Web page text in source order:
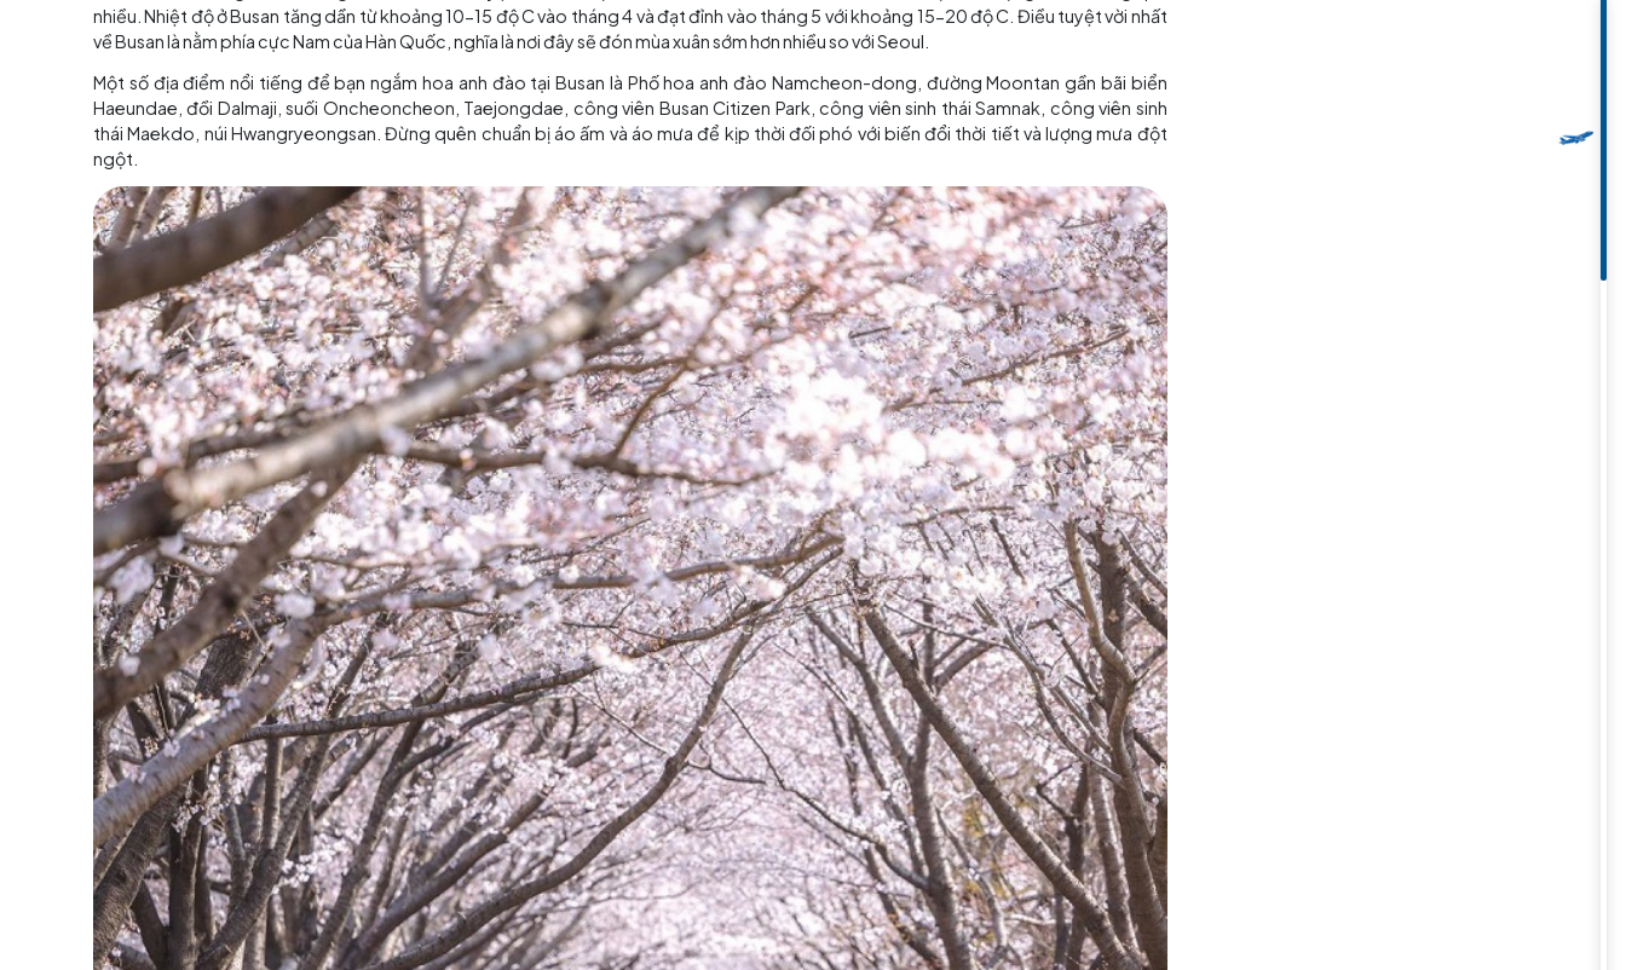
Nên đi du lịch Busan vào thời điểm nào?
Mỗi mùa tại Busan đều có vẻ đẹp riêng xứng đáng để bạn lên kế hoạch trải nghiệm. Hãy cùng TransViet tìm hiểu và khám phá những mùa
đẹp nhất để du lịch Busan ngay sau đây.
Du lịch Busan mùa xuân ngắm hoa anh đào tinh khôi
Mùa xuân, từ tháng 4 đến tháng 6, là thời điểm tuyệt vời để du lịch Busan. Thời tiết khá thoải mái và dễ chịu, với lượng mưa không quá
nhiều. Nhiệt độ ở Busan tăng dần từ khoảng 10-15 độ C vào tháng 4 và đạt đỉnh vào tháng 5 với khoảng 15-20 độ C. Điều tuyệt vời nhất
về Busan là nằm phía cực Nam của Hàn Quốc, nghĩa là nơi đây sẽ đón mùa xuân sớm hơn nhiều so với Seoul.
Một số địa điểm nổi tiếng để bạn ngắm hoa anh đào tại Busan là Phố hoa anh đào Namcheon-dong, đường Moontan gần bãi biển
Haeundae, đồi Dalmaji, suối Oncheoncheon, Taejongdae, công viên Busan Citizen Park, công viên sinh thái Samnak, công viên sinh
thái Maekdo, núi Hwangryeongsan. Đừng quên chuẩn bị áo ấm và áo mưa để kịp thời đối phó với biến đổi thời tiết và lượng mưa đột
ngột.